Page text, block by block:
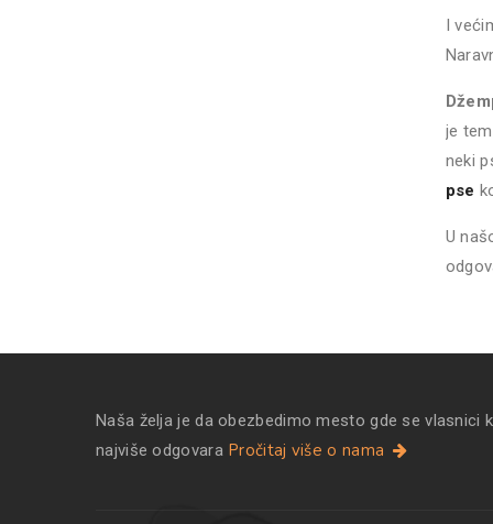
I
je
neki
pse
U
Naša želja je da obezbedimo mesto gde se
najviše odgovara Pročitaj više o nama